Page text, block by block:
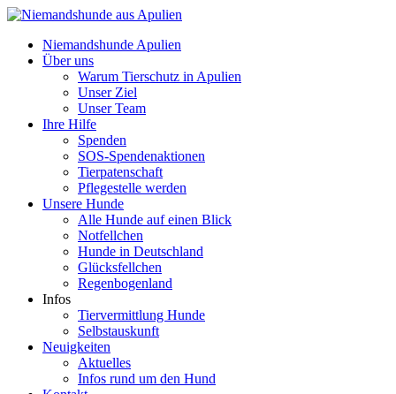
Niemandshunde Apulien
Über uns
Warum Tierschutz in Apulien
Unser Ziel
Unser Team
Ihre Hilfe
Spenden
SOS-Spendenaktionen
Tierpatenschaft
Pflegestelle werden
Unsere Hunde
Alle Hunde auf einen Blick
Notfellchen
Hunde in Deutschland
Glücksfellchen
Regenbogenland
Infos
Tiervermittlung Hunde
Selbstauskunft
Neuigkeiten
Aktuelles
Infos rund um den Hund